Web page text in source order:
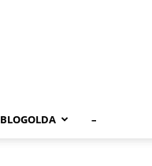
BLOGOLDA –